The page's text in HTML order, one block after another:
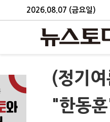
2026.08.07 (금요일)
(정기
"한동